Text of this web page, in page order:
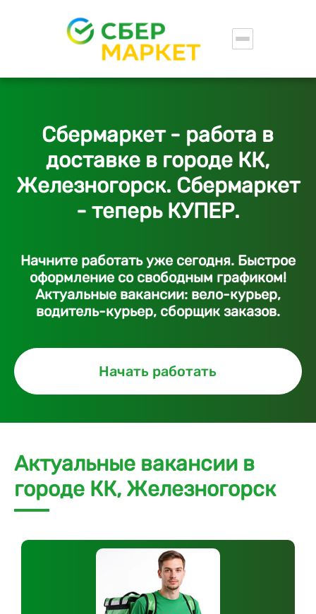
Сбермаркет - работа в
доставке в городе КК,
Железногорск. Сбермаркет
- теперь КУПЕР.
Начните работать уже сегодня. Быстрое
оформление со свободным графиком!
Актуальные вакансии: вело-курьер,
водитель-курьер, сборщик заказов.
Начать работать
Актуальные вакансии в
городе КК, Железногорск